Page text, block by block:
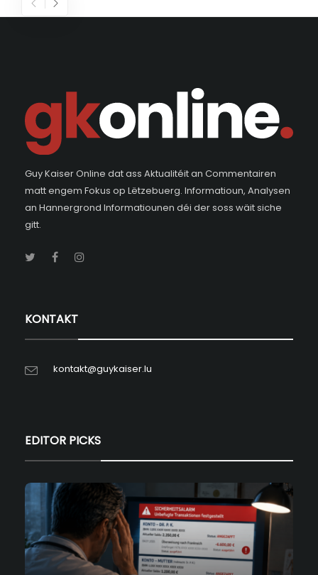
Guy Kaiser Online dat ass Aktualitéit an Commentairen
matt engem Fokus op Lëtzebuerg. Informatioun, Analysen
an Hannergrond Informatiounen déi der soss wäit siche
gitt.
KONTAKT
kontakt@guykaiser.lu
EDITOR PICKS